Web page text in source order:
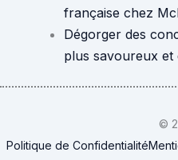
française chez
Dégorger des
plus savoureux et
©
Politique de Confidentialité